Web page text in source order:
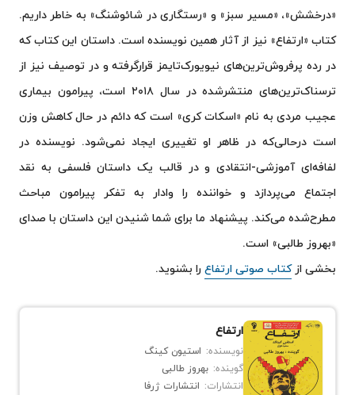
«درخشش»، «مسیر سبز» و «رستگاری در شائوشنگ» به خاطر داریم.
کتاب «ارتفاع» نیز از آثار همین نویسنده است. داستان این کتاب که
در رده پرفروش‌ترین‌های نیویورک‌تایمز قرارگرفته و در توصیف نیز از
ترسناک‌ترین‌های منتشرشده در سال ۲۰۱۸ است، پیرامون بیماری
عجیب مردی به نام «اسکات کری» است که دائم در حال کاهش وزن
است درحالی‌که در ظاهر او تغییری ایجاد نمی‌شود. نویسنده در
لفافه‌ای آموزشی-انتقادی و در قالب یک داستان فلسفی به نقد
اجتماع می‌پردازد و خواننده را وادار به تفکر پیرامون مباحث
مطرح‌شده می‌کند. پیشنهاد ما برای شما شنیدن این داستان با صدای
«بهروز طالبی» است.
بخشی ازکتاب صوتی ارتفاع را بشنوید.
ارتفاع
نویسنده: استیون کینگ
گوینده: بهروز طالبی
انتشارات: انتشارات ژرفا